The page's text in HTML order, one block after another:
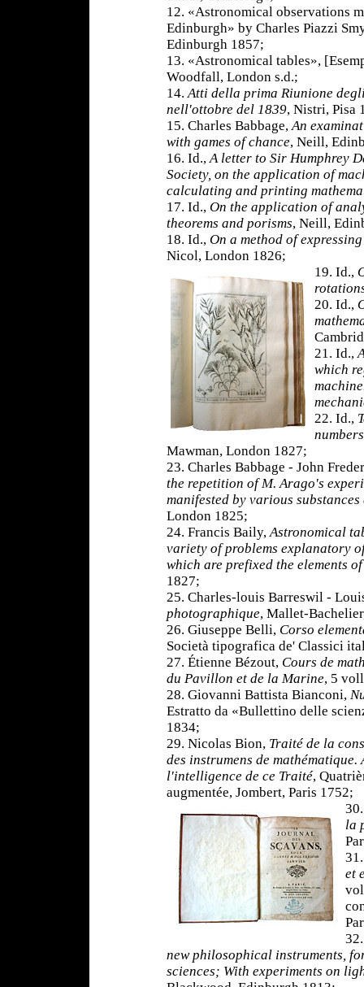
12. «Astronomical observations
Edinburgh» by Charles Piazzi
Edinburgh 1857;
13. «Astronomical tables»,
Woodfall, London s.d.;
14.Atti della prima Riunione
nell'ottobre del 1839, Nistri, Pisa
15. Charles Babbage,An
with games of chance, Neill,
16. Id.,A letter to Sir Humphrey
Society, on the application of
calculating and printing
17. Id., On the application of
theorems and porisms, Neill,
18. Id., On a method of
Nicol, London 1826;
19. Id.,
20. Id.,
21. Id.,
which
22. Id.,
Mawman, London 1827;
23. Charles Babbage - John
the repetition of M. Arago's
manifested by various
London 1825;
24. Francis Baily,Astronomical
variety of problems explanatory
which are prefixed the elements
1827;
25. Charles-louis Barreswil -
photographique, Mallet-
26. Giuseppe Belli, Corso
Società tipografica de' Classici
27. Étienne Bézout, Cours de
du Pavillon et de la Marine, 5
28. Giovanni Battista Bianconi,
Estratto da «Bullettino delle
1834;
29. Nicolas Bion, Traité de la
des instrumens de
l'intelligence de ce Traité,
augmentée, Jombert, Paris 1752;
la
et
new philosophical instruments,
sciences; With experiments on